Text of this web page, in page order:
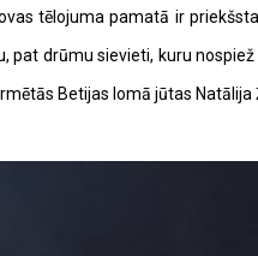
tēlojuma pamatā ir
pat drūmu sievieti, kuru
Betijas lomā jūtas Natālija